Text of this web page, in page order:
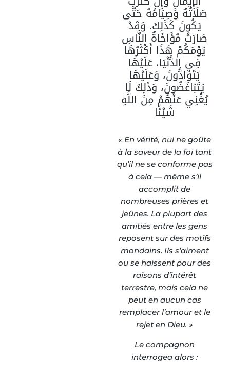
صَلَاتُهُ وَصِيَامُهُ حَتَّى
يَكُونَ كَذَلِكَ. وَقَدْ
صَارَتْ مُؤَاخَاةُ النَّاسِ
يَوْمَكُمْ هَذَا أَكْثَرُهَا
فِي الدُّنْيَا، عَلَيْهَا
يَتَوَادُّونَ، وَعَلَيْهَا
يَتَبَاغَضُونَ، وَذَلِكَ لَا
يُغْنِي عَنْهُمْ مِنَ اللَّهِ
شَيْئًا
« En vérité, nul ne goûte
à la saveur de la foi tant
qu’il ne se conforme pas
à cela — même s’il
accomplit de
nombreuses prières et
jeûnes. La plupart des
amitiés entre les gens
reposent sur des motifs
mondains. Ils s’aiment
ou se haïssent pour des
raisons d’intérêt
terrestre, mais cela ne
peut en aucun cas
remplacer l’amour et le
rejet en Dieu. »
Le compagnon
interrogea alors :